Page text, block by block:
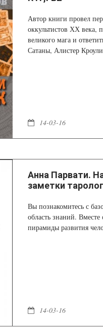
Автор книги провел
оккультистов ХХ века,
великого мага и
Сатаны, Алистер
14-03-16
Анна Парвати.
заметки
Вы познакомитесь с
область знаний. Вместе
пирамиды развития
14-03-16